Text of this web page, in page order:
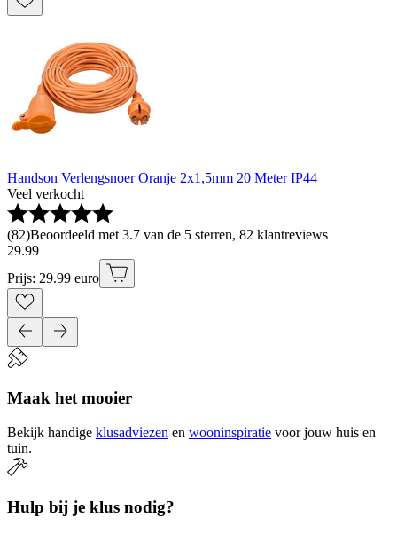
Handson Verlengsnoer Oranje 2x1,5mm 20 Meter IP44
Veel verkocht
(82)Beoordeeld met 3.7 van de 5 sterren, 82 klantreviews
29.99
Prijs: 29.99 euro
Maak het mooier
Bekijk handige klusadviezen en wooninspiratie voor jouw huis en
tuin.
Hulp bij je klus nodig?